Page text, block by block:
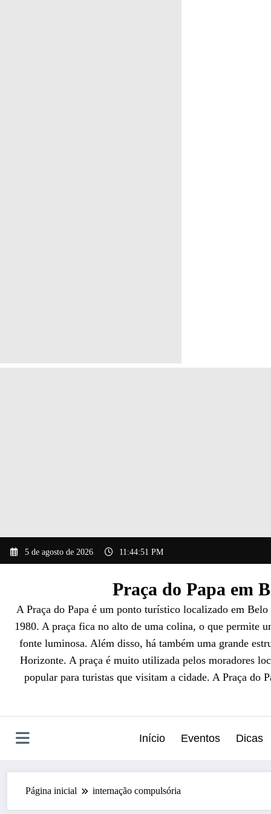
para
5 de agosto de 2026 11:44:52 PM
Praça do Papa em
A Praça do Papa é um ponto turístico localizado em
1980. A praça fica no alto de uma colina, o que permite
fonte luminosa. Além disso, há também uma grande
Horizonte. A praça é muito utilizada pelos moradores
popular para turistas que visitam a cidade. A Praça do
Início Eventos Dicas
Página inicial internação compulsória